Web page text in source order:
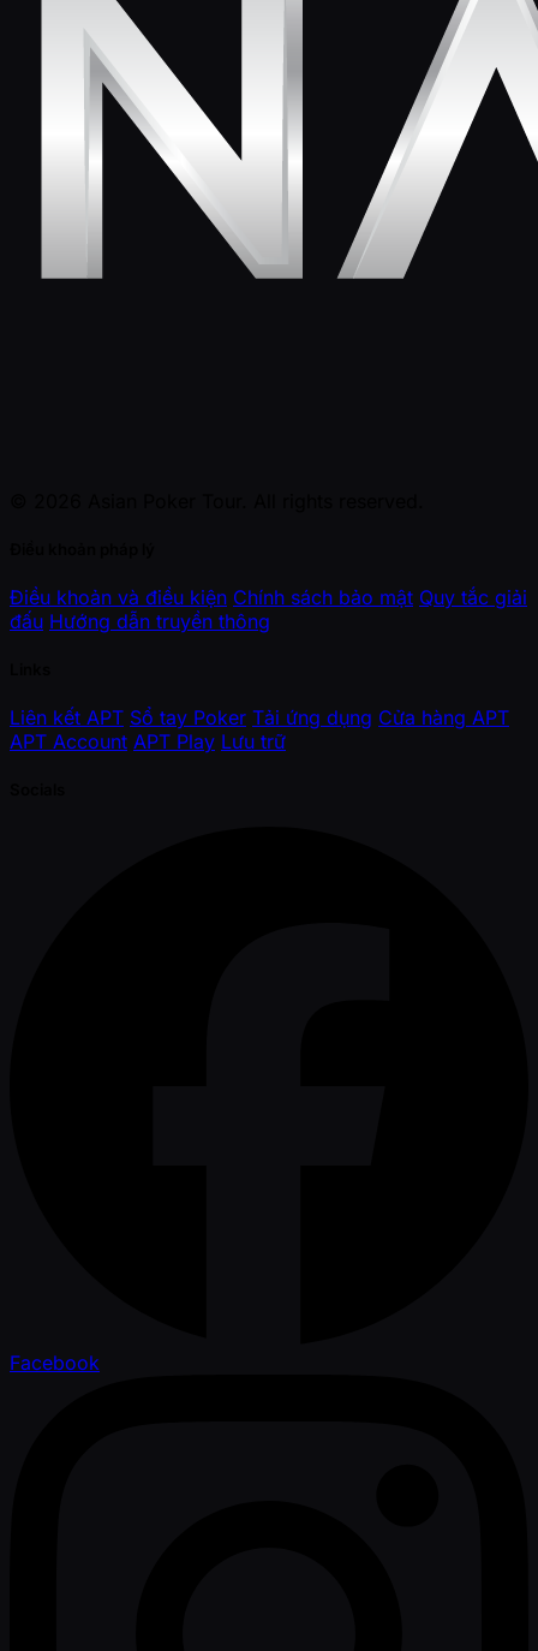
Điều khoản và điều kiện Chính sách bảo mật Quy tắc giải
đấu Hướng dẫn truyền thông
Liên kết APT Sổ tay Poker Tải ứng dụng Cửa hàng APT
APT Account APT Play Lưu trữ
Facebook